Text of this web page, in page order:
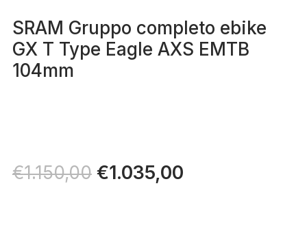
SRAM Gruppo completo ebike
GX T Type Eagle AXS EMTB
104mm
€1.150,00 Il
€1.035,00Il